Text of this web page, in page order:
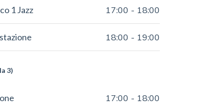
1 Jazz 17:00 - 18:00
18:00 - 19:00
3)
17:00 - 18:00